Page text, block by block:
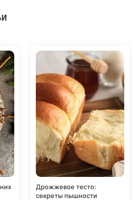
Дрожжевое тесто:
секреты пышности